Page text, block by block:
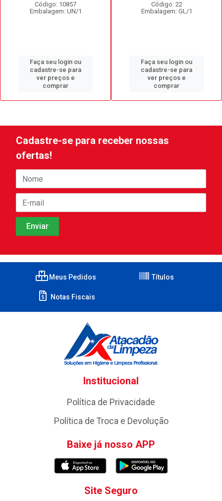
Código: 10857
Embalagem: UN/1
Faça seu login ou
cadastre-se para
ver preços e
comprar
Código: 22
Embalagem: GL/1
Faça seu login ou
cadastre-se para
ver preços e
comprar
Cadastre-se para receber nossas
ofertas!
Meus Pedidos Títulos
Notas Fiscais
Institucional
Política de Privacidade
Política de Troca e Devolução
Baixe já nosso APP
Site Seguro